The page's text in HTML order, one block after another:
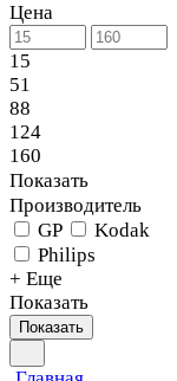
Цена
15
51
88
124
160
Показать
Производитель
GP
Kodak
Philips
+ Еще
Показать
Показать